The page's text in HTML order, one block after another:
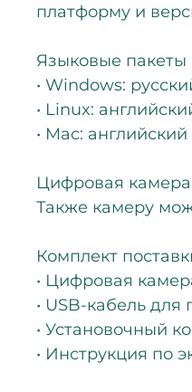
платформу и
Языковые
• Windows:
• Linux:
• Mac: английский
Цифровая
Также камеру
Комплект
• Цифровая
• USB-кабель
• Установочный
• Инструкция по